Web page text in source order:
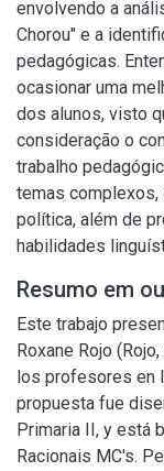
envolvendo a
Chorou" e a
pedagógicas.
ocasionar uma
dos alunos, visto
consideração o
trabalho
temas
política, além de
habilidades
Resumo em
Este trabajo
Roxane Rojo
los profesores en
propuesta fue
Primaria II, y está
Racionais MC's.